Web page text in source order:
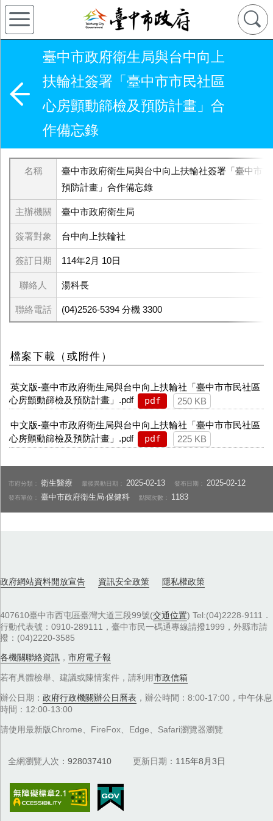
臺中市政府衛生局與台中向上
扶輪社簽署「臺中市市民社區
心房顫動篩檢及預防計畫」合
作備忘錄
名稱
臺中市政府衛生局與台中向上扶輪社簽署「臺中市
預防計畫」合作備忘錄
主辦機關 臺中市政府衛生局
簽署對象 台中向上扶輪社
簽訂日期 114年2月 10日
聯絡人 湯科長
聯絡電話 (04)2526-5394 分機 3300
檔案下載（或附件）
英文版-臺中市政府衛生局與台中向上扶輪社「臺中市市民社區
心房顫動篩檢及預防計畫」.pdf
pdf 250 KB
中文版-臺中市政府衛生局與台中向上扶輪社「臺中市市民社區
心房顫動篩檢及預防計畫」.pdf
pdf 225 KB
市府分類：衛生醫療 最後異動日期： 2025-02-13 發布日期： 2025-02-12
發布單位：臺中市政府衛生局‧保健科 點閱次數： 1183
政府網站資料開放宣告 資訊安全政策 隱私權政策
407610臺中市西屯區臺灣大道三段99號(交通位置) Tel:(04)2228-9111．
行動代表號：0910-289111，臺中市民一碼通專線請撥1999，外縣市請
撥：(04)2220-3585
各機關聯絡資訊 ， 市府電子報
若有具體檢舉、建議或陳情案件，請利用市政信箱
辦公日期： 政府行政機關辦公日曆表 ，辦公時間：8:00-17:00，中午休息
時間：12:00-13:00
請使用最新版Chrome、FireFox、Edge、Safari瀏覽器瀏覽
全網瀏覽人次 928037410 更新日期 115年8月3日